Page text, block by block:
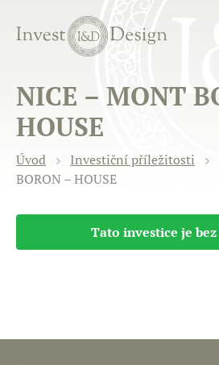
NICE – MONT
HOUSE
Úvod Investiční příležitosti
BORON – HOUSE
Tato investice je